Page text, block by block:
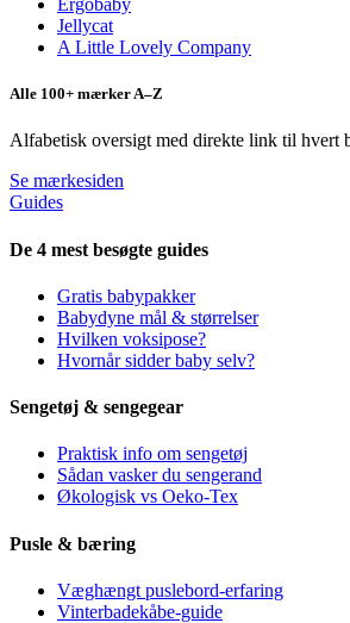
Ergobaby
Jellycat
A Little Lovely Company
Alle 100+ mærker A–Z
Alfabetisk oversigt med direkte link til hvert
Se mærkesiden
Guides
De 4 mest besøgte guides
Gratis babypakker
Babydyne mål & størrelser
Hvilken voksipose?
Hvornår sidder baby selv?
Sengetøj & sengegear
Praktisk info om sengetøj
Sådan vasker du sengerand
Økologisk vs Oeko-Tex
Pusle & bæring
Væghængt puslebord-erfaring
Vinterbadekåbe-guide